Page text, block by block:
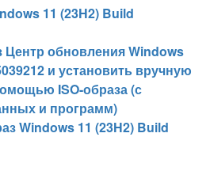
11 (23H2) Build
Центр обновления Windows
и установить вручную
ISO-образа (с
и программ)
Windows 11 (23H2) Build